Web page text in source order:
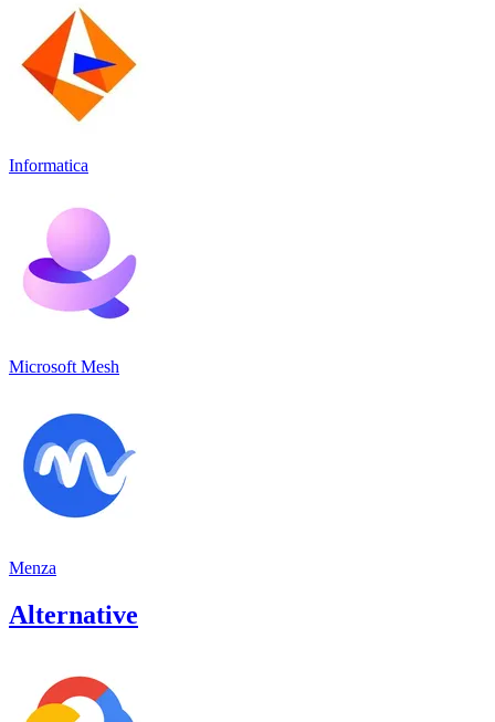
Informatica
Microsoft Mesh
Menza
Alternative